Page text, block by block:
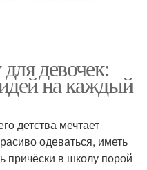
девочек:
на каждый
детства мечтает
одеваться, иметь
в школу порой